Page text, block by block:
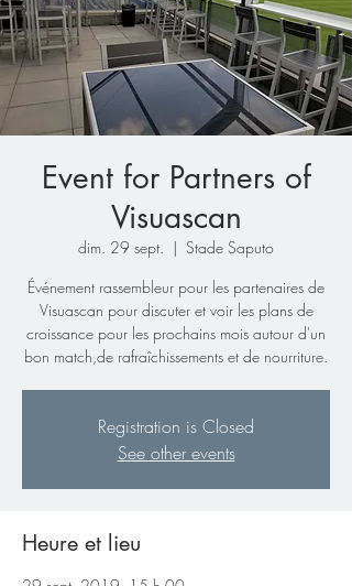
Event for Partners of
Visuascan
dim. 29 sept.
  |
Stade Saputo
Événement rassembleur pour les partenaires de
Visuascan pour discuter et voir les plans de
croissance pour les prochains mois autour d'un
bon match,de rafraîchissements et de nourriture.
Registration is Closed
See other events
Heure et lieu